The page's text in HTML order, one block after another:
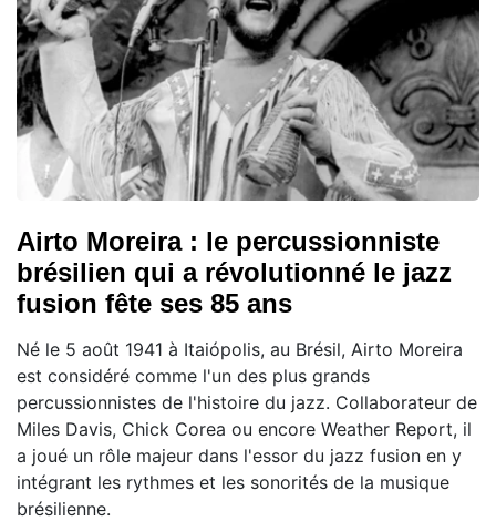
Airto Moreira : le percussionniste
brésilien qui a révolutionné le jazz
fusion fête ses 85 ans
Né le 5 août 1941 à Itaiópolis, au Brésil, Airto Moreira
est considéré comme l'un des plus grands
percussionnistes de l'histoire du jazz. Collaborateur de
Miles Davis, Chick Corea ou encore Weather Report, il
a joué un rôle majeur dans l'essor du jazz fusion en y
intégrant les rythmes et les sonorités de la musique
brésilienne.